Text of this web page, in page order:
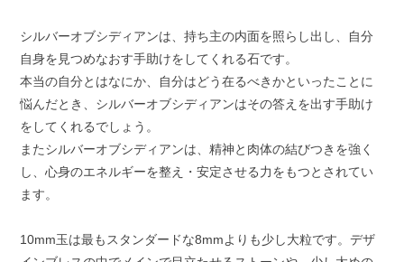
シルバーオブシディアンは、持ち主の内面を照らし出し、自分
自身を見つめなおす手助けをしてくれる石です。
本当の自分とはなにか、自分はどう在るべきかといったことに
悩んだとき、シルバーオブシディアンはその答えを出す手助け
をしてくれるでしょう。
またシルバーオブシディアンは、精神と肉体の結びつきを強く
し、心身のエネルギーを整え・安定させる力をもつとされてい
ます。
10mm玉は最もスタンダードな8mmよりも少し大粒です。デザ